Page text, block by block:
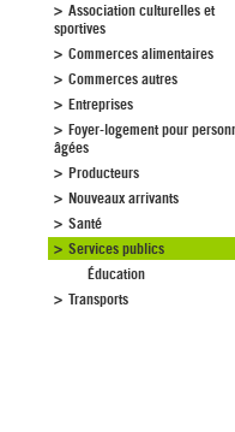
Association culturelles et
sportives
Commerces alimentaires
Commerces autres
Entreprises
Foyer-logement pour
âgées
Producteurs
Nouveaux arrivants
Santé
Services publics
Éducation
Transports